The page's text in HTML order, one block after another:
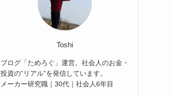
Toshi
ブログ「ためろぐ」運営。社会人のお金・
投資の”リアル”を発信しています。
メーカー研究職｜30代｜社会人6年目